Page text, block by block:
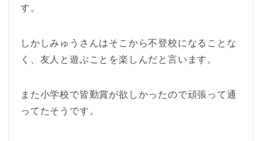
す。
しかしみゅうさんはそこから不登校になることな
く、友人と遊ぶことを楽しんだと言います。
また小学校で皆勤賞が欲しかったので頑張って通
ってたそうです。